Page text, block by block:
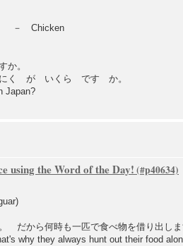
） － Chicken
か。
く が いくら です か。
Japan?
using the Word of the Day!
だから何時も一匹で食べ物を借り出し
why they always hunt out their food